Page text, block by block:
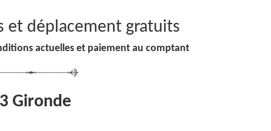
et déplacement gratuits
actuelles et paiement au comptant
Gironde